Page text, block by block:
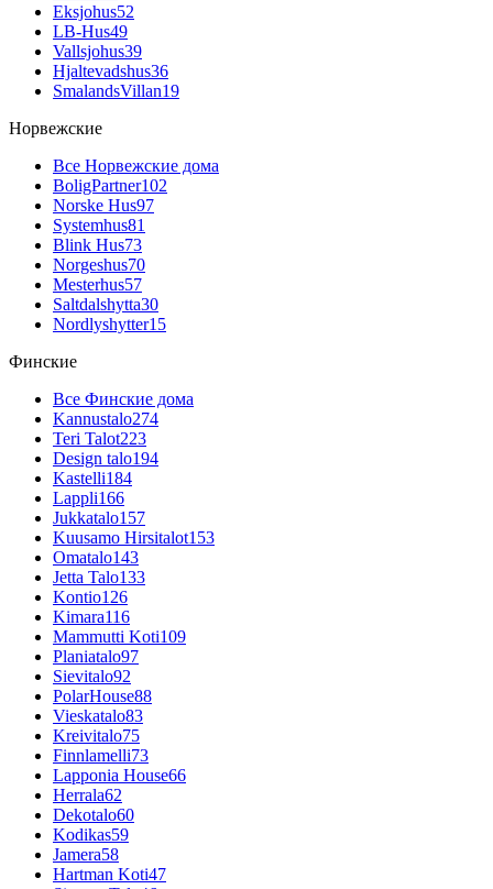
Eksjohus52
LB-Hus49
Vallsjohus39
Hjaltevadshus36
SmalandsVillan19
Норвежские
Все Норвежские дома
BoligPartner102
Norske Hus97
Systemhus81
Blink Hus73
Norgeshus70
Mesterhus57
Saltdalshytta30
Nordlyshytter15
Финские
Все Финские дома
Kannustalo274
Teri Talot223
Design talo194
Kastelli184
Lappli166
Jukkatalo157
Kuusamo Hirsitalot153
Omatalo143
Jetta Talo133
Kontio126
Kimara116
Mammutti Koti109
Planiatalo97
Sievitalo92
PolarHouse88
Vieskatalo83
Kreivitalo75
Finnlamelli73
Lapponia House66
Herrala62
Dekotalo60
Kodikas59
Jamera58
Hartman Koti47